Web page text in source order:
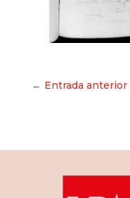
Navegación
← Entrada anterior